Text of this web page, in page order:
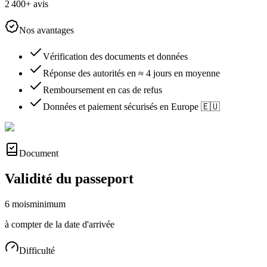
2 400+ avis
Nos avantages
Vérification des documents et données
Réponse des autorités en ≈ 4 jours en moyenne
Remboursement en cas de refus
Données et paiement sécurisés en Europe 🇪🇺
Document
Validité du passeport
6 moisminimum
à compter de la date d'arrivée
Difficulté